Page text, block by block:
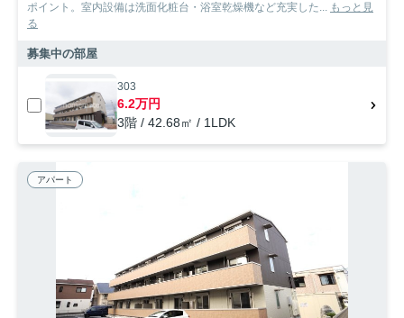
ポイント。室内設備は洗面化粧台・浴室乾燥機など充実した... もっと見
る
募集中の部屋
303
6.2万円
3階 / 42.68㎡ / 1LDK
アパート